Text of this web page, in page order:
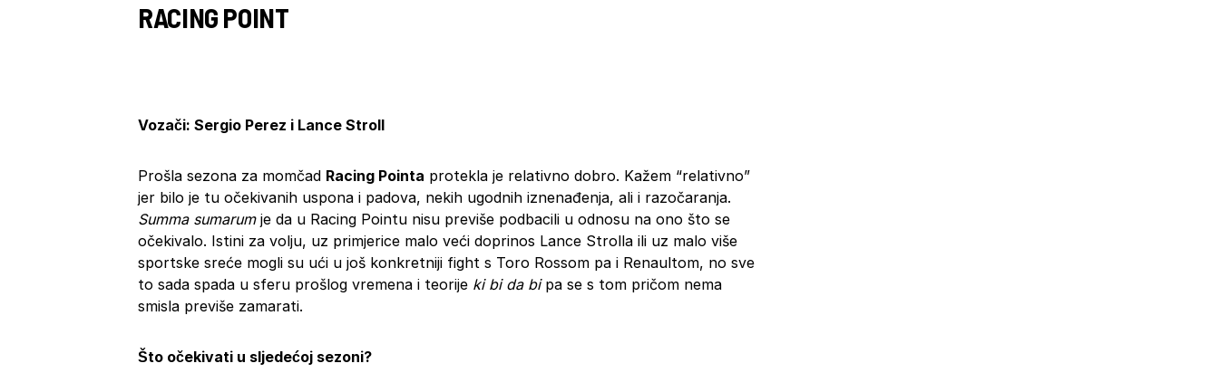
RACING POINT
Vozači: Sergio Perez i Lance Stroll
Prošla sezona za momčad Racing Pointa protekla je relativno dobro. Kažem “relativno”
jer bilo je tu očekivanih uspona i padova, nekih ugodnih iznenađenja, ali i razočaranja.
Summa sumarumje da u Racing Pointu nisu previše podbacili u odnosu na ono što se
očekivalo. Istini za volju, uz primjerice malo veći doprinos Lance Strolla ili uz malo više
sportske sreće mogli su ući u još konkretniji fight s Toro Rossom pa i Renaultom, no sve
to sada spada u sferu prošlog vremena i teorije ki bi da bipa se s tom pričom nema
smisla previše zamarati.
Što očekivati u sljedećoj sezoni?